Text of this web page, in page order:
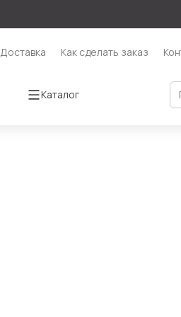
Доставка Как сделать заказ
Каталог